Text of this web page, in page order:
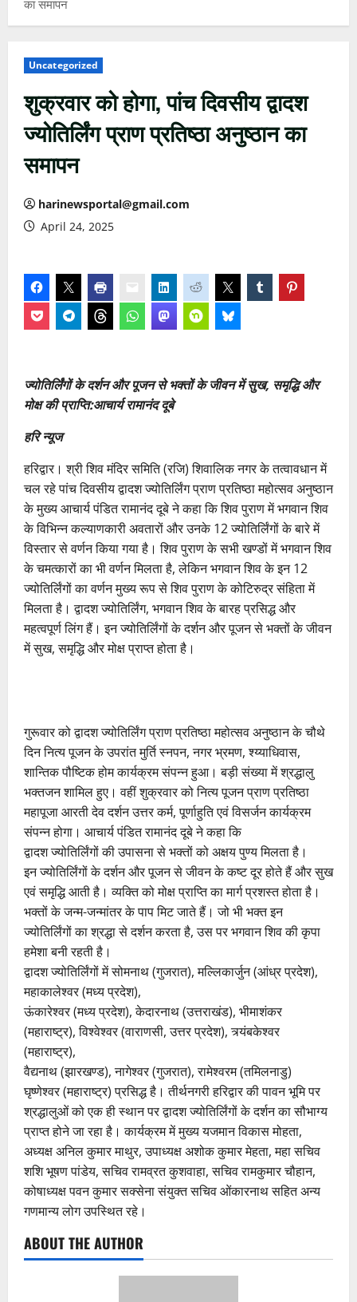
का समापन
Uncategorized
शुक्रवार को होगा, पांच दिवसीय द्वादश
ज्योतिर्लिंग प्राण प्रतिष्ठा अनुष्ठान का
समापन
harinewsportal@gmail.com
April 24, 2025
ज्योतिर्लिंगों के दर्शन और पूजन से भक्तों के जीवन में सुख, समृद्धि और
मोक्ष की प्राप्ति:आचार्य रामानंद दूबे
हरि न्यूज
हरिद्वार। श्री शिव मंदिर समिति (रजि) शिवालिक नगर के तत्वावधान में
चल रहे पांच दिवसीय द्वादश ज्योतिर्लिंग प्राण प्रतिष्ठा महोत्सव अनुष्ठान
के मुख्य आचार्य पंडित रामानंद दूबे ने कहा कि शिव पुराण में भगवान शिव
के विभिन्न कल्याणकारी अवतारों और उनके 12 ज्योतिर्लिंगों के बारे में
विस्तार से वर्णन किया गया है। शिव पुराण के सभी खण्डों में भगवान शिव
के चमत्कारों का भी वर्णन मिलता है, लेकिन भगवान शिव के इन 12
ज्योतिर्लिंगों का वर्णन मुख्य रूप से शिव पुराण के कोटिरुद्र संहिता में
मिलता है। द्वादश ज्योतिर्लिंग, भगवान शिव के बारह प्रसिद्ध और
महत्वपूर्ण लिंग हैं। इन ज्योतिर्लिंगों के दर्शन और पूजन से भक्तों के जीवन
में सुख, समृद्धि और मोक्ष प्राप्त होता है।
गुरूवार को द्वादश ज्योतिर्लिंग प्राण प्रतिष्ठा महोत्सव अनुष्ठान के चौथे
दिन नित्य पूजन के उपरांत मुर्ति स्नपन, नगर भ्रमण, श्य्याधिवास,
शान्तिक पौष्टिक होम कार्यक्रम संपन्न हुआ। बड़ी संख्या में श्रद्धालु
भक्तजन शामिल हुए। वहीं शुक्रवार को नित्य पूजन प्राण प्रतिष्ठा
महापूजा आरती देव दर्शन उत्तर कर्म, पूर्णाहुति एवं विसर्जन कार्यक्रम
संपन्न होगा। आचार्य पंडित रामानंद दूबे ने कहा कि
द्वादश ज्योतिर्लिंगों की उपासना से भक्तों को अक्षय पुण्य मिलता है।
इन ज्योतिर्लिंगों के दर्शन और पूजन से जीवन के कष्ट दूर होते हैं और सुख
एवं समृद्धि आती है। व्यक्ति को मोक्ष प्राप्ति का मार्ग प्रशस्त होता है।
भक्तों के जन्म-जन्मांतर के पाप मिट जाते हैं। जो भी भक्त इन
ज्योतिर्लिंगों का श्रद्धा से दर्शन करता है, उस पर भगवान शिव की कृपा
हमेशा बनी रहती है।
द्वादश ज्योतिर्लिंगों में सोमनाथ (गुजरात), मल्लिकार्जुन (आंध्र प्रदेश),
महाकालेश्वर (मध्य प्रदेश),
ऊंकारेश्वर (मध्य प्रदेश), केदारनाथ (उत्तराखंड), भीमाशंकर
(महाराष्ट्र), विश्वेश्वर (वाराणसी, उत्तर प्रदेश), त्र्यंबकेश्वर
(महाराष्ट्र),
वैद्यनाथ (झारखण्ड), नागेश्वर (गुजरात), रामेश्वरम (तमिलनाडु)
घृष्णेश्वर (महाराष्ट्र) प्रसिद्ध है। तीर्थनगरी हरिद्वार की पावन भूमि पर
श्रद्धालुओं को एक ही स्थान पर द्वादश ज्योतिर्लिंगों के दर्शन का सौभाग्य
प्राप्त होने जा रहा है।‌ कार्यक्रम में मुख्य यजमान विकास मोहता,
अध्यक्ष अनिल कुमार माथुर, उपाध्यक्ष अशोक कुमार मेहता, महा सचिव
शशि भूषण पांडेय, सचिव रामव्रत कुशवाहा, सचिव रामकुमार चौहान,
कोषाध्यक्ष पवन कुमार सक्सेना संयुक्त सचिव ओंकारनाथ सहित अन्य
गणमान्य लोग उपस्थित रहे।
ABOUT THE AUTHOR